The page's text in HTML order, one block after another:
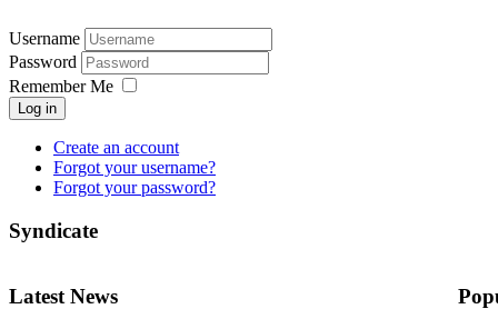
Username
Password
Remember Me
Log in
Create an account
Forgot your username?
Forgot your password?
Syndicate
Latest News